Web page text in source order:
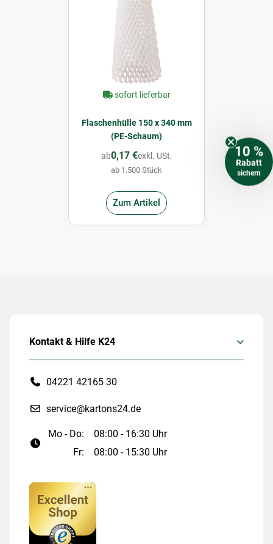
sofort lieferbar
Flaschenhülle 150 x 340 mm
(PE-Schaum)
ab0,17 €exkl. USt.
ab 1.500 Stück
Zum Artikel
Kontakt & Hilfe K24
04221 42165 30
service@kartons24.de
Mo - Do:
08:00 - 16:30 Uhr
Fr:
08:00 - 15:30 Uhr
10 %
Rabatt
sichern